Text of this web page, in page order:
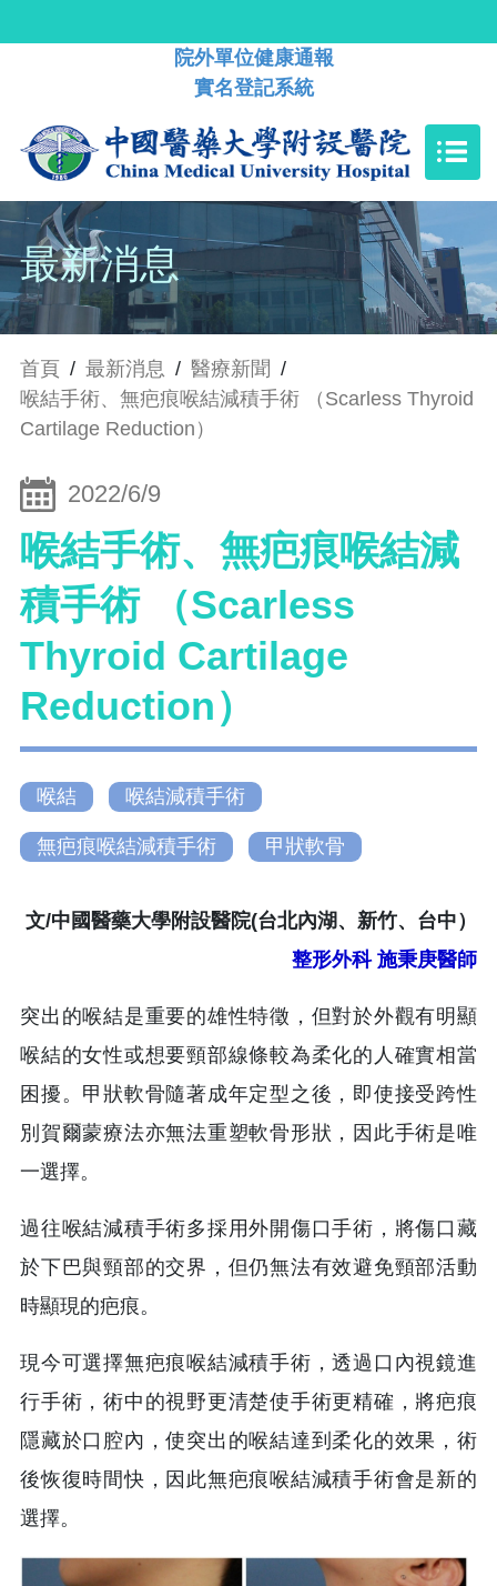
院外單位健康通報
實名登記系統
最新消息
首頁 / 最新消息 / 醫療新聞 /
喉結手術、無疤痕喉結減積手術 （Scarless Thyroid
Cartilage Reduction）
2022/6/9
喉結手術、無疤痕喉結減
積手術 （Scarless
Thyroid Cartilage
Reduction）
喉結 喉結減積手術
無疤痕喉結減積手術 甲狀軟骨
文/中國醫藥大學附設醫院(台北內湖、新竹、台中）
整形外科 施秉庚醫師
突出的喉結是重要的雄性特徵，但對於外觀有明顯
喉結的女性或想要頸部線條較為柔化的人確實相當
困擾。甲狀軟骨隨著成年定型之後，即使接受跨性
別賀爾蒙療法亦無法重塑軟骨形狀，因此手術是唯
一選擇。
過往喉結減積手術多採用外開傷口手術，將傷口藏
於下巴與頸部的交界，但仍無法有效避免頸部活動
時顯現的疤痕。
現今可選擇無疤痕喉結減積手術，透過口內視鏡進
行手術，術中的視野更清楚使手術更精確，將疤痕
隱藏於口腔內，使突出的喉結達到柔化的效果，術
後恢復時間快，因此無疤痕喉結減積手術會是新的
選擇。